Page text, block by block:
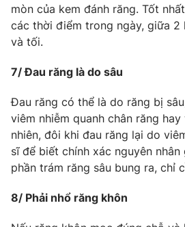
Liên hệ tòa soạn
THỜI BÁO VTV
Theo dõi báo trên
Cơ quan chủ quản:
mòn của kem đánh răng. Tốt
các thời điểm trong ngày, giữa 2
và tối.
7/ Đau răng là do sâu
Đau răng có thể là do răng bị
viêm nhiễm quanh chân răng
nhiên, đôi khi đau răng lại do
sĩ để biết chính xác nguyên nhân
phần trám răng sâu bung ra, chỉ
8/ Phải nhổ răng khôn